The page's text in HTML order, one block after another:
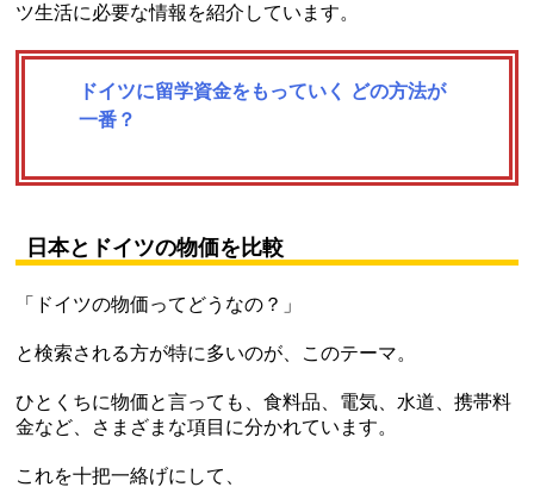
ツ生活に必要な情報を紹介しています。
ドイツに留学資金をもっていく どの方法が
一番？
日本とドイツの物価を比較
「ドイツの物価ってどうなの？」
と検索される方が特に多いのが、このテーマ。
ひとくちに物価と言っても、食料品、電気、水道、携帯料
金など、さまざまな項目に分かれています。
これを十把一絡げにして、